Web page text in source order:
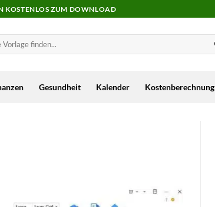
KOSTENLOS ZUM DOWNLOAD
Gesundheit Kalender Kostenberechnung